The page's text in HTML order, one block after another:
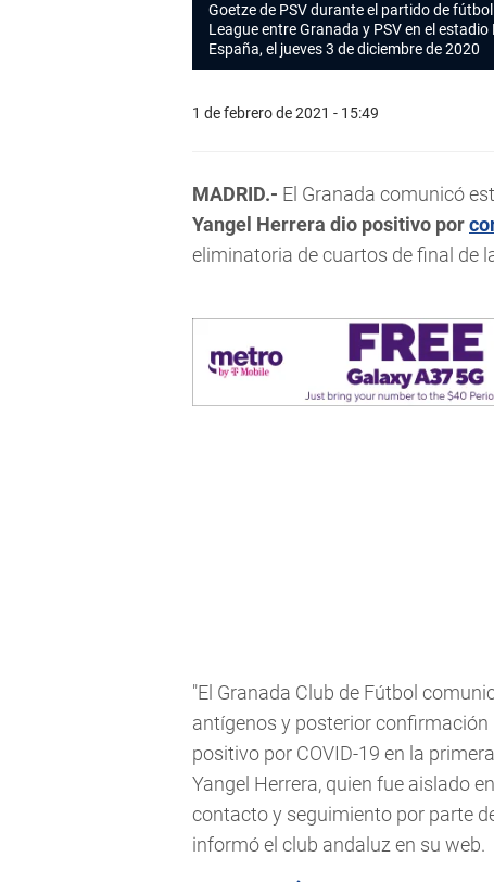
Goetze de PSV durante el partido de
League entre Granada y PSV en el
España, el jueves 3 de diciembre de 2020
1 de febrero de 2021 - 15:49
MADRID.- El Granada comunicó
Yangel Herrera dio positivo por
eliminatoria de cuartos de final de
"El Granada Club de Fútbol
antígenos y posterior confirmación
positivo por COVID-19 en la
Yangel Herrera, quien fue aislado
contacto y seguimiento por parte
informó el club andaluz en su web.